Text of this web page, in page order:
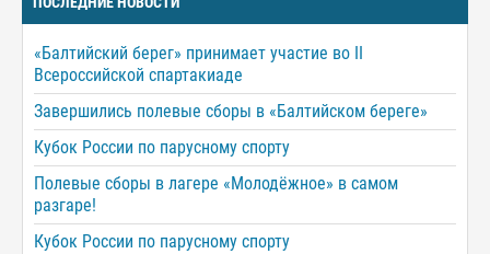
«Балтийский берег» принимает участие во II
Всероссийской спартакиаде
Завершились полевые сборы в «Балтийском береге»
Кубок России по парусному спорту
Полевые сборы в лагере «Молодёжное» в самом
разгаре!
Кубок России по парусному спорту